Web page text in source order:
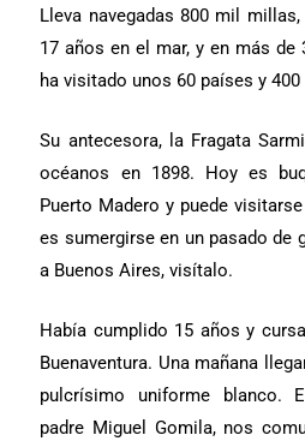
Lleva navegadas 800 mil
17 años en el mar, y en más
ha visitado unos 60 países y
Su antecesora, la Fragata
océanos en 1898. Hoy es
Puerto Madero y puede
es sumergirse en un pasado de
a Buenos Aires, visítalo.
Había cumplido 15 años y
Buenaventura. Una mañana
pulcrísimo uniforme blanco.
padre Miguel Gomila, nos